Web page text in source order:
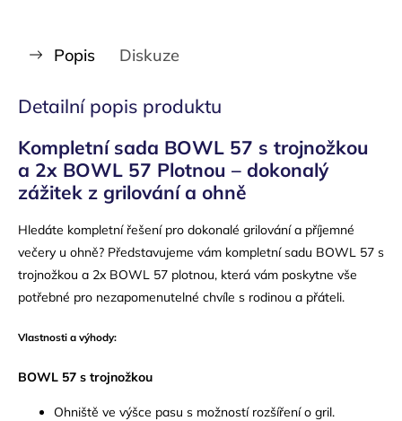
Popis Diskuze
Detailní popis produktu
Kompletní sada BOWL 57 s trojnožkou
a 2x BOWL 57 Plotnou – dokonalý
zážitek z grilování a ohně
Hledáte kompletní řešení pro dokonalé grilování a příjemné
večery u ohně? Představujeme vám kompletní sadu BOWL 57 s
trojnožkou a 2x BOWL 57 plotnou, která vám poskytne vše
potřebné pro nezapomenutelné chvíle s rodinou a přáteli.
Vlastnosti a výhody:
BOWL 57 s trojnožkou
Ohniště ve výšce pasu s možností rozšíření o gril.